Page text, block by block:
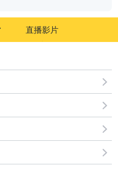
直播影片